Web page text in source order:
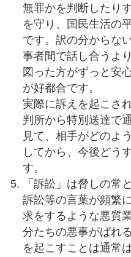
無罪かを判断したり
を守り、国民生活の
です。訳の分からな
事者間で話し合うよ
図った方がずっと安
が好都合です。
実際に訴えを起こさ
判所から特別送達で
見て、相手がどのよ
してから、今後どう
す。
「訴訟」は脅しの常
訴訟等の言葉が頻繁
求をするような悪質
分たちの悪事がばれ
を起こすことは通常